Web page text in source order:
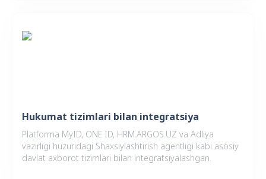
Hukumat tizimlari bilan integratsiya
Platforma MyID, ONE ID, HRM.ARGOS.UZ va Adliya
vazirligi huzuridagi Shaxsiylashtirish agentligi kabi asosiy
davlat axborot tizimlari bilan integratsiyalashgan.